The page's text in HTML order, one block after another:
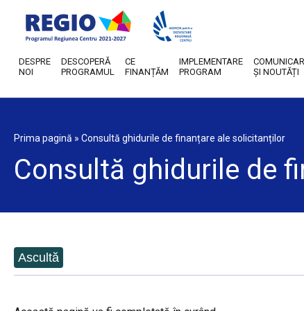
DESPRE
NOI
DESCOPERĂ
PROGRAMUL
CE
FINANȚĂM
IMPLEMENTARE
PROGRAM
ȘI NOUTĂȚI
Prima pagină » Consultă ghidurile de finanțare ale solicitanților
Consultă ghidurile de